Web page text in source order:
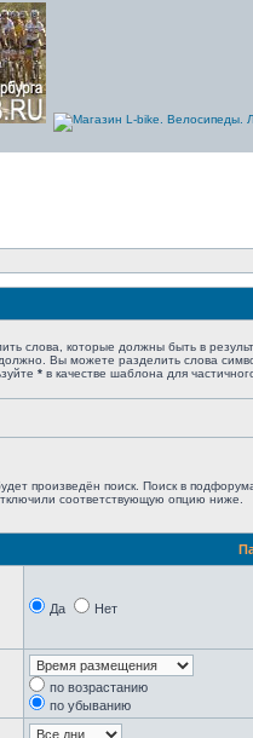
слова, которые должны быть в
должно. Вы можете разделить слова
* в качестве шаблона для
произведён поиск. Поиск в
соответствующую опцию ниже.
Да Нет
по возрастанию
по убыванию